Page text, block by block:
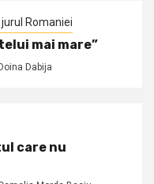
Romaniei
mai mare”
Doina Dabija
care nu